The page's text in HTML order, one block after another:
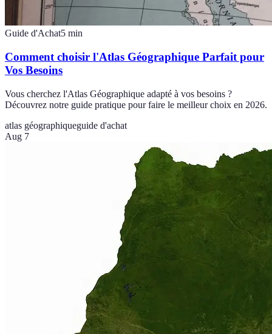
Guide d'Achat5 min
Comment choisir l'Atlas Géographique Parfait pour
Vos Besoins
Vous cherchez l'Atlas Géographique adapté à vos besoins ?
Découvrez notre guide pratique pour faire le meilleur choix en 2026.
atlas géographiqueguide d'achat
Aug 7